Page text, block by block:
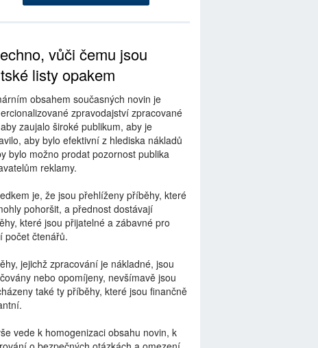
vůči čemu jsou
listy opakem
obsahem současných novin je
zpravodajství zpracované
zaujalo široké publikum, aby je
aby bylo efektivní z hlediska nákladů
bylo možno prodat pozornost publika
reklamy.
je, že jsou přehlíženy příběhy, které
pohoršit, a přednost dostávají
které jsou přijatelné a zábavné pro
počet čtenářů.
jejichž zpracování je nákladné, jsou
nebo opomíjeny, nevšímavě jsou
také ty příběhy, které jsou finančně
vede k homogenizaci obsahu novin, k